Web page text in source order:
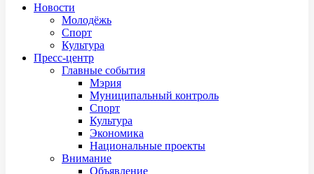
Новости
Молодёжь
Спорт
Культура
Пресс-центр
Главные события
Мэрия
Муниципальный контроль
Спорт
Культура
Экономика
Национальные проекты
Внимание
Объявление